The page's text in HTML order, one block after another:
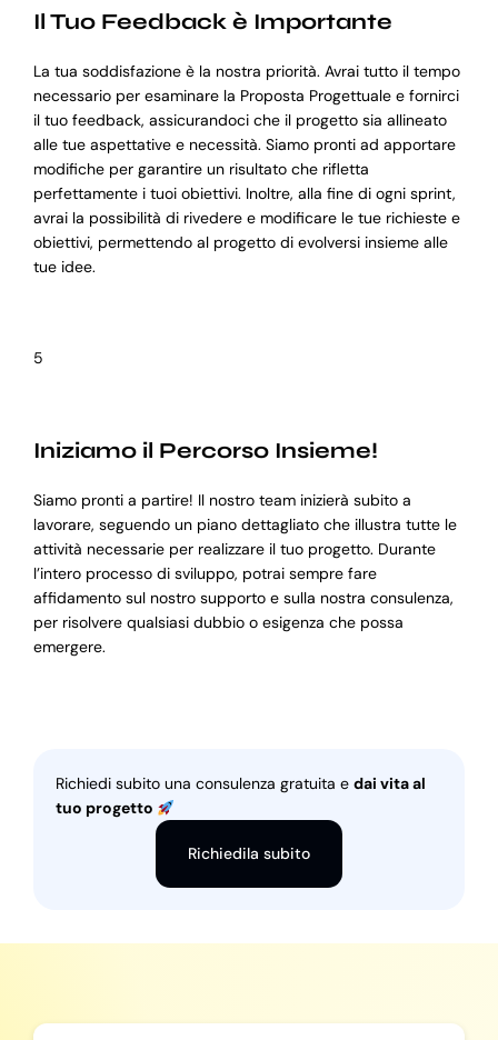
Il Tuo Feedback è Importante
La tua soddisfazione è la nostra priorità. Avrai tutto il tempo
necessario per esaminare la Proposta Progettuale e fornirci
il tuo feedback, assicurandoci che il progetto sia allineato
alle tue aspettative e necessità. Siamo pronti ad apportare
modifiche per garantire un risultato che rifletta
perfettamente i tuoi obiettivi. Inoltre, alla fine di ogni sprint,
avrai la possibilità di rivedere e modificare le tue richieste e
obiettivi, permettendo al progetto di evolversi insieme alle
tue idee.
5
Iniziamo il Percorso Insieme!
Siamo pronti a partire! Il nostro team inizierà subito a
lavorare, seguendo un piano dettagliato che illustra tutte le
attività necessarie per realizzare il tuo progetto. Durante
l’intero processo di sviluppo, potrai sempre fare
affidamento sul nostro supporto e sulla nostra consulenza,
per risolvere qualsiasi dubbio o esigenza che possa
emergere.
Richiedi subito una consulenza gratuita e dai vita al
tuo progetto
Richiedila subito